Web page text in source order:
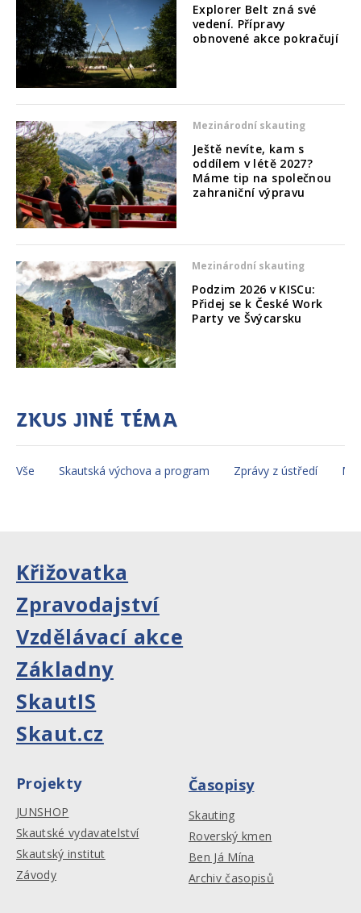
Explorer Belt zná své
vedení. Přípravy
obnovené akce pokračují
Mezinárodní skauting
Ještě nevíte, kam s
oddílem v létě 2027?
Máme tip na společnou
zahraniční výpravu
Mezinárodní skauting
Podzim 2026 v KISCu:
Přidej se k České Work
Party ve Švýcarsku
Zkus jiné téma
Vše Skautská výchova a program Zprávy z ústředí
Křižovatka
Zpravodajství
Vzdělávací akce
Základny
SkautIS
Skaut.cz
Projekty
JUNSHOP
Skautské vydavatelství
Skautský institut
Závody
Časopisy
Skauting
Roverský kmen
Ben Já Mína
Archiv časopisů